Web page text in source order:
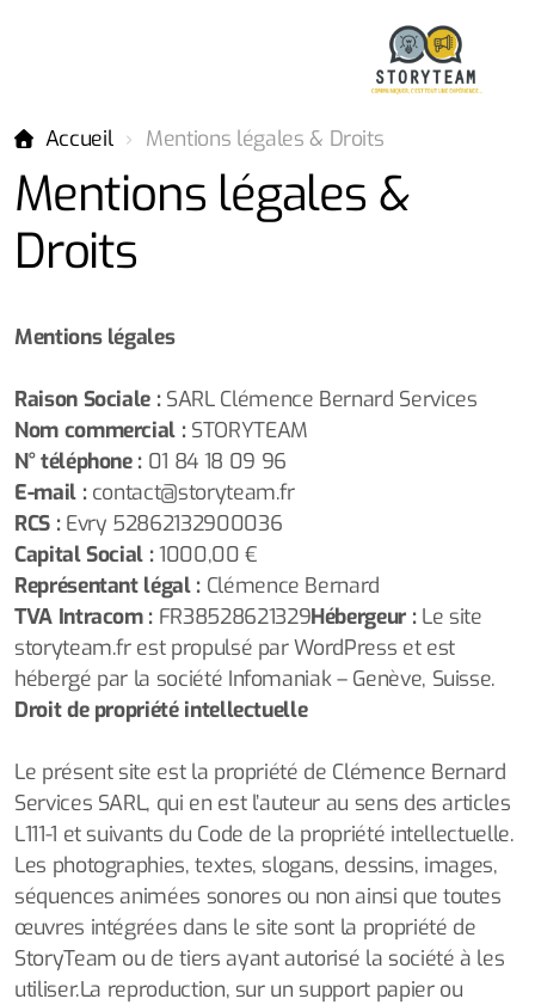
Accueil Mentions légales & Droits
Mentions légales &
Droits
Mentions légales
Raison Sociale :SARL Clémence Bernard Services
Nom commercial :STORYTEAM
N° téléphone : 01 84 18 09 96
E-mail :contact@storyteam.fr
RCS :Evry 52862132900036
Capital Social :1000,00 €
Représentant légal :Clémence Bernard
TVA Intracom : FR38528621329Hébergeur :Le site
storyteam.fr est propulsé par WordPress et est
hébergé par la société Infomaniak – Genève, Suisse.
Droit de propriété intellectuelle
Le présent site est la propriété de Clémence Bernard
Services SARL, qui en est l’auteur au sens des articles
L111-1 et suivants du Code de la propriété intellectuelle.
Les photographies, textes, slogans, dessins, images,
séquences animées sonores ou non ainsi que toutes
œuvres intégrées dans le site sont la propriété de
StoryTeam ou de tiers ayant autorisé la société à les
utiliser.La reproduction, sur un support papier ou